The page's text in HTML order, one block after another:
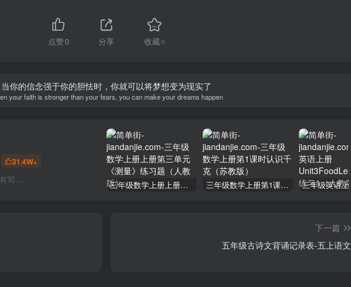
点赞0 分享 收藏0
当你的信念强于你的胆怯时，你就可以将梦想变为现实了
your faith is stronger than your fears, you can make your dreams happen
31.4W+
写... 三年级数学上册上册第三单元《测量》练习题（人教版） 三年级数学上册第1课时认识千克（苏教版）
下一篇
五年级古诗文背诵记录表-五上语文